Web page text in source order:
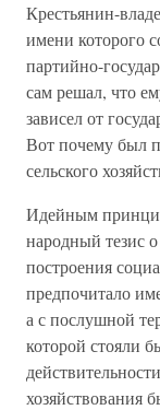
Крестьянин-
имени которого
партийно-
сам решал, что
зависел от
Вот почему был
сельского
Идейным
народный тезис
построения
предпочитало
а с послушной
которой стояли
хозяйствования